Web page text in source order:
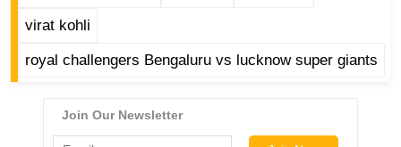
हि
virat kohli
royal challengers Bengaluru vs lucknow super giants